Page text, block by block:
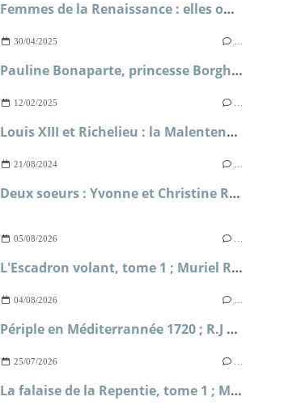
Femmes de la Renaissance : elles ont lutté pour leur liberté ; Sylvie Le Clech
30/04/2025
Pauline Bonaparte, princesse Borghèse ; Florence de Baudus
12/02/2025
Louis XIII et Richelieu : la Malentente ; Simone Bertière
21/08/2024
Deux soeurs : Yvonne et Christine Rouart muses de l'impressionnisme ; Dominique Bona
05/08/2026
L'Escadron volant, tome 1 ; Muriel Romana
04/08/2026
Périple en Méditerrannée 1720 ; R.J Masselauze
25/07/2026
La falaise de la Repentie, tome 1 ; Marie-Béatrice Gauvin